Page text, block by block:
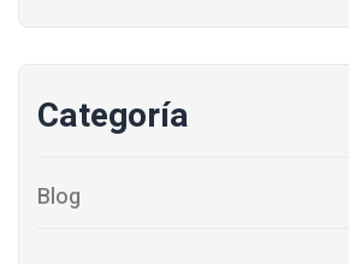
Categoría
Blog